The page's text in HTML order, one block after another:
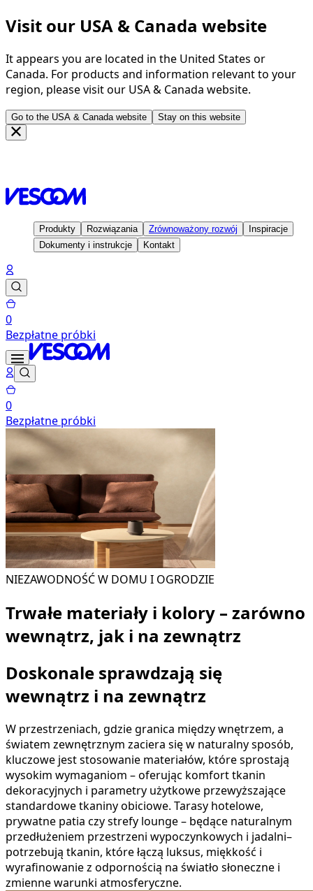
Visit our USA & Canada website
It appears you are located in the United States or
Canada. For products and information relevant to your
region, please visit our USA & Canada website.
Go to the USA & Canada website Stay on this website
Strona głownaRozwiązania
Produkty Rozwiązania Zrównoważony rozwój
Inspiracje
Dokumenty i instrukcje
Kontakt
0
Bezpłatne próbki
0
Bezpłatne próbki
NIEZAWODNOŚĆ W DOMU I OGRODZIE
Trwałe materiały i kolory – zarówno
wewnątrz, jak i na zewnątrz
Doskonale sprawdzają się
wewnątrz i na zewnątrz
W przestrzeniach, gdzie granica między wnętrzem, a
światem zewnętrznym zaciera się w naturalny sposób,
kluczowe jest stosowanie materiałów, które sprostają
wysokim wymaganiom – oferując komfort tkanin
dekoracyjnych i parametry użytkowe przewyższające
standardowe tkaniny obiciowe. Tarasy hotelowe,
prywatne patia czy strefy lounge – będące naturalnym
przedłużeniem przestrzeni wypoczynkowych i jadalni–
potrzebują tkanin, które łączą luksus, miękkość i
wyrafinowanie z odpornością na światło słoneczne i
zmienne warunki atmosferyczne.